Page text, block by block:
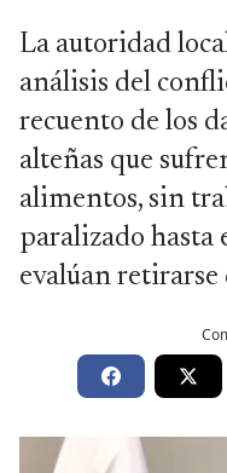
La autoridad
análisis del
recuento de los
alteñas que
alimentos, sin
paralizado hasta
evalúan retirarse